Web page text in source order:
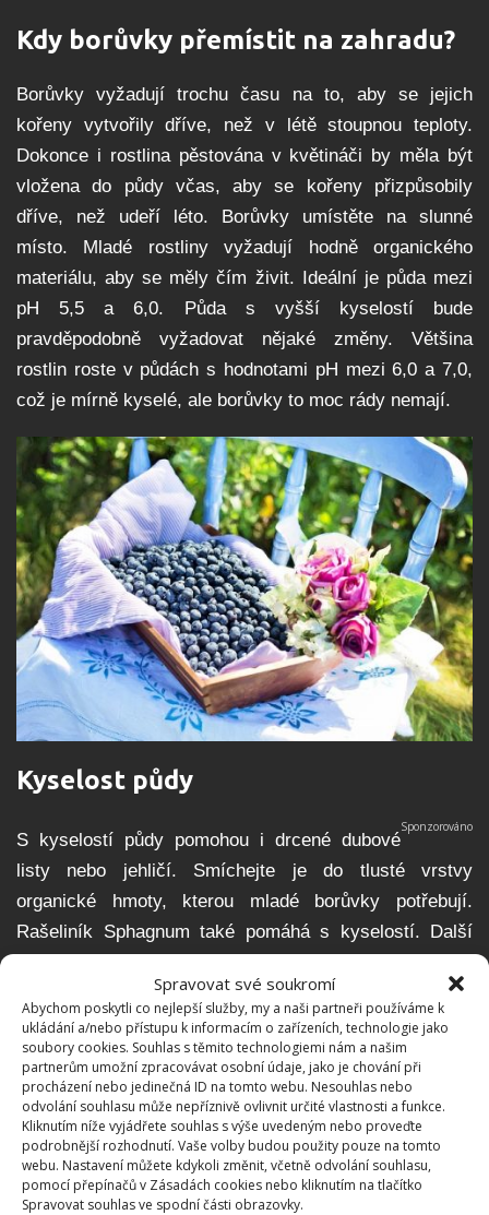
Spravovat své soukromí
Abychom poskytli co nejlepší služby, my a naši partneři používáme k
ukládání a/nebo přístupu k informacím o zařízeních, technologie jako
soubory cookies. Souhlas s těmito technologiemi nám a našim
partnerům umožní zpracovávat osobní údaje, jako je chování při
procházení nebo jedinečná ID na tomto webu. Nesouhlas nebo
odvolání souhlasu může nepříznivě ovlivnit určité vlastnosti a funkce.
Kliknutím níže vyjádřete souhlas s výše uvedeným nebo proveďte
podrobnější rozhodnutí. Vaše volby budou použity pouze na tomto
webu. Nastavení můžete kdykoli změnit, včetně odvolání souhlasu,
pomocí přepínačů v Zásadách cookies nebo kliknutím na tlačítko
Spravovat souhlas ve spodní části obrazovky.
Kdy borůvky přemístit na zahradu?
Borůvky vyžadují trochu času na to, aby se jejich
kořeny vytvořily dříve, než v létě stoupnou teploty.
Dokonce i rostlina pěstována v květináči by měla být
vložena do půdy včas, aby se kořeny přizpůsobily
dříve, než udeří léto. Borůvky umístěte na slunné
místo. Mladé rostliny vyžadují hodně organického
materiálu, aby se měly čím živit. Ideální je půda mezi
pH 5,5 a 6,0. Půda s vyšší kyselostí bude
pravděpodobně vyžadovat nějaké změny. Většina
rostlin roste v půdách s hodnotami pH mezi 6,0 a 7,0,
což je mírně kyselé, ale borůvky to moc rády nemají.
Kyselost půdy
S kyselostí půdy pomohou i drcené dubové
listy nebo jehličí. Smíchejte je do tlusté vrstvy
organické hmoty, kterou mladé borůvky potřebují.
Rašeliník Sphagnum také pomáhá s kyselostí. Další
rostlin. Mimo to můžete borůvky pěstovat společně s
dalšími rostlinami, které kyselost půdy snižují. Jestli
budete borůvky pěstovat v zemi, označte oblast o ploše
70 až 80 centimetrů v průměru 30 centimetrů hlubokou.
Odstraňte polovinu půdy a přidejte vlhčený rašeliník a
promíchejte.
Jak o borůvky pečovat